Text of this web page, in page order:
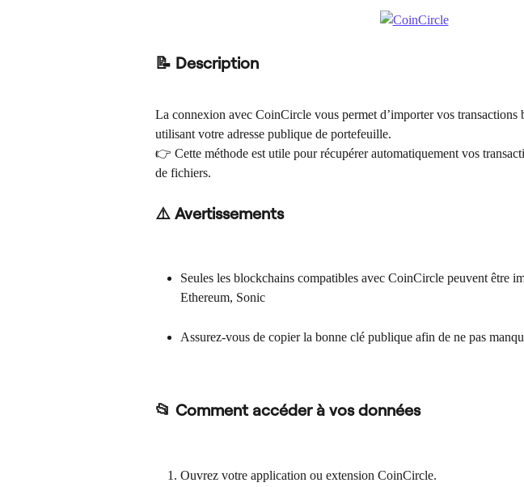
📝 Description
La connexion avec CoinCircle vous permet d’importer vos transactions
utilisant votre adresse publique de portefeuille.
👉 Cette méthode est utile pour récupérer automatiquement vos
de fichiers.
⚠️ Avertissements
Seules les blockchains compatibles avec CoinCircle peuvent être
Ethereum, Sonic
Assurez-vous de copier la bonne clé publique afin de ne pas
📂 Comment accéder à vos données
Ouvrez votre application ou extension CoinCircle.